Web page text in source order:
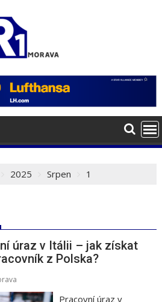
2025 Srpen 1
úraz v Itálii – jak získat
z Polska?
Pracovní úraz v